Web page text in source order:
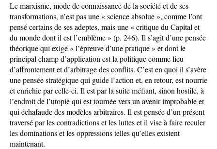
Le marxisme, mode de connaissance de la société et de ses
transformations, n’est pas une « science absolue », comme l’ont
pensé certains de ses adeptes, mais une « critique du Capital et
du monde dont il est l’emblème » (p. 246). Il s’agit d’une pensée
théorique qui exige « l’épreuve d’une pratique » et dont le
principal champ d’application est la politique comme lieu
d’affrontement et d’arbitrage des conflits. C’est en quoi il s’avère
une pensée stratégique qui guide l’action et, en retour, est nourrie
et enrichie par celle-ci. Il est par la suite méfiant, sinon hostile, à
l’endroit de l’utopie qui est tournée vers un avenir improbable et
qui échafaude des modèles arbitraires. Il est pensée d’un présent
traversé par les contradictions et les luttes et il vise à faire reculer
les dominations et les oppressions telles qu’elles existent
maintenant.